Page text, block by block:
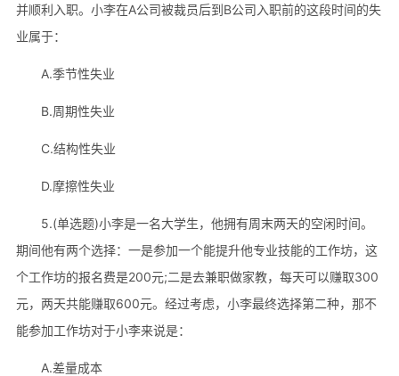
并顺利入职。小李在A公司被裁员后到B公司入职前的这段时间的失
业属于：
A.季节性失业
B.周期性失业
C.结构性失业
D.摩擦性失业
5.(单选题)小李是一名大学生，他拥有周末两天的空闲时间。
期间他有两个选择：一是参加一个能提升他专业技能的工作坊，这
个工作坊的报名费是200元;二是去兼职做家教，每天可以赚取300
元，两天共能赚取600元。经过考虑，小李最终选择第二种，那不
能参加工作坊对于小李来说是：
A.差量成本